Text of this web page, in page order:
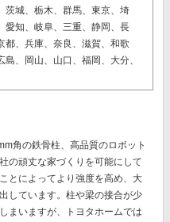
茨城、栃木、群馬、東京、埼
愛知、岐阜、三重、静岡、長
都、兵庫、奈良、滋賀、和歌
島、岡山、山口、福岡、大分、
角の鉄骨柱、高品質のロボット
の頑丈な家づくりを可能にして
とによってより強度を高め、大
しています。柱や梁の接合が少
まいますが、トヨタホームでは